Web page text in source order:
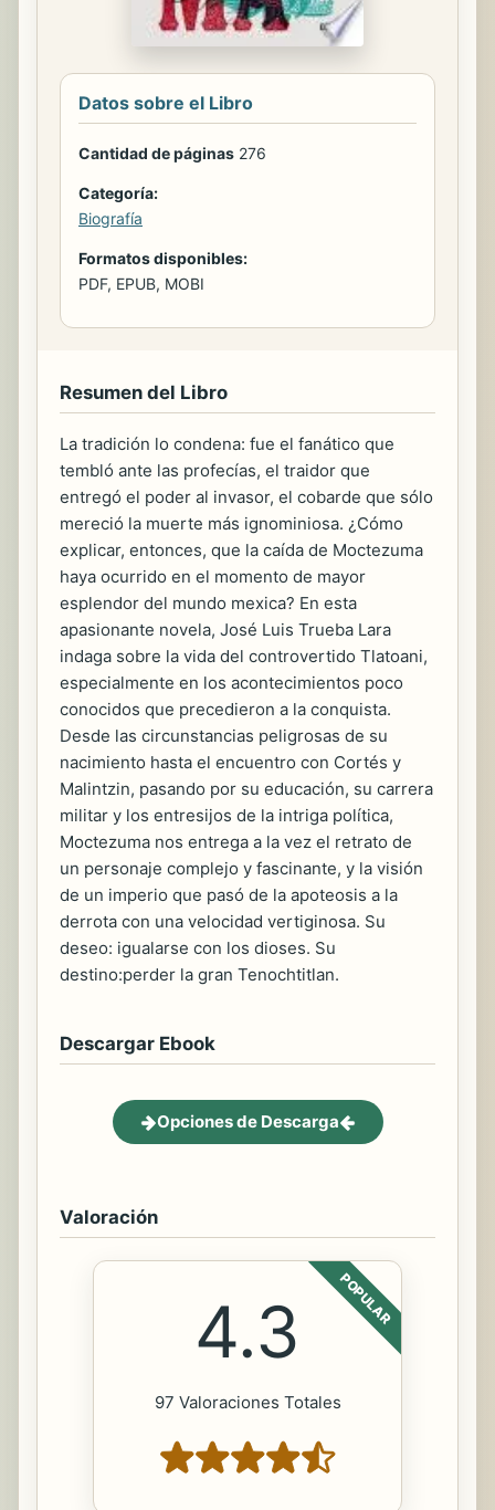
Datos sobre el Libro
Cantidad de páginas 276
Categoría:
Biografía
Formatos disponibles:
PDF, EPUB, MOBI
Resumen del Libro
La tradición lo condena: fue el fanático que
tembló ante las profecías, el traidor que
entregó el poder al invasor, el cobarde que sólo
mereció la muerte más ignominiosa. ¿Cómo
explicar, entonces, que la caída de Moctezuma
haya ocurrido en el momento de mayor
esplendor del mundo mexica? En esta
apasionante novela, José Luis Trueba Lara
indaga sobre la vida del controvertido Tlatoani,
especialmente en los acontecimientos poco
conocidos que precedieron a la conquista.
Desde las circunstancias peligrosas de su
nacimiento hasta el encuentro con Cortés y
Malintzin, pasando por su educación, su carrera
militar y los entresijos de la intriga política,
Moctezuma nos entrega a la vez el retrato de
un personaje complejo y fascinante, y la visión
de un imperio que pasó de la apoteosis a la
derrota con una velocidad vertiginosa. Su
deseo: igualarse con los dioses. Su
destino:perder la gran Tenochtitlan.
Descargar Ebook
Opciones de Descarga
Valoración
POPULAR
4.3
97 Valoraciones Totales